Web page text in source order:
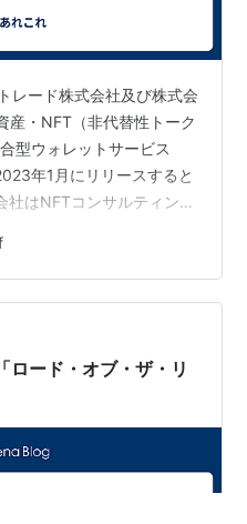
レード株式会社及び株式会
産・NFT（非代替性トーク
型ウォレットサービス
年1月にリリースすると
はNFTコンサルティング
レット」は、自動円転機
取引しているような使い
ーザー共に暗号資産の売
含めた一気通貫の機能を
安全なウォレ…
ロード・オブ・ザ・リ